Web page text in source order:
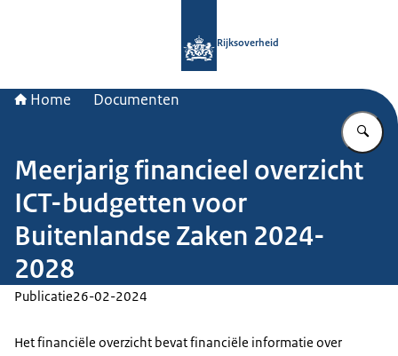
Rijksoverheid
Home Documenten
Meerjarig financieel overzicht
ICT-budgetten voor
Buitenlandse Zaken 2024-
2028
Publicatie26-02-2024
Het financiële overzicht bevat financiële informatie over